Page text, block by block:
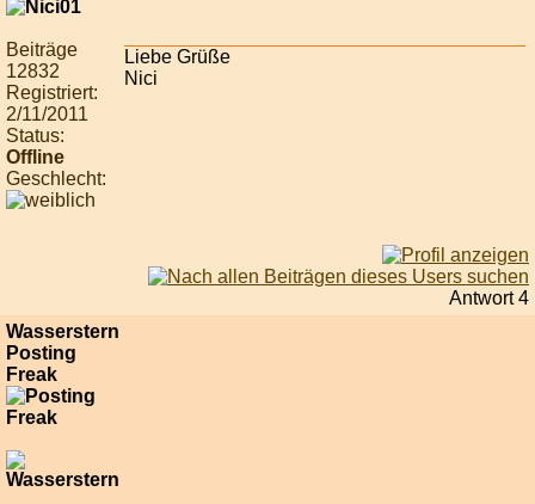
Beiträge
12832
Registriert:
2/11/2011
Status:
Offline
Geschlecht:
Liebe Grüße
Nici
Antwort 4
Wasserstern
Posting
Freak